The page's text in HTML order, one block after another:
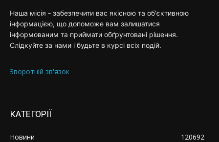
Наша місія - забезпечити вас якісною та об'єктивною
інформацією, що допоможе вам залишатися
інформованим та приймати обґрунтовані рішення.
Слідкуйте за нами і будьте в курсі всіх подій.
Зворотній зв'язок
КАТЕГОРІЇ
Новини
120692